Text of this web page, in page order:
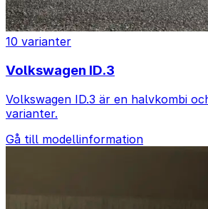
10 varianter
Volkswagen ID.3
Volkswagen ID.3 är en halvkombi
varianter.
Gå till modellinformation